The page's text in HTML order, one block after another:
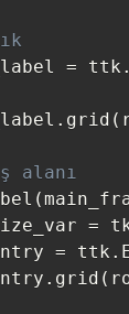
= ttk .
. grid (
alanı
(
=
= ttk .
. grid (